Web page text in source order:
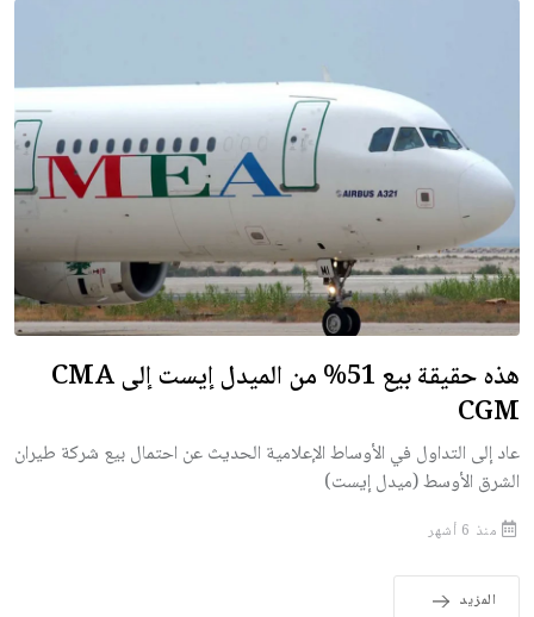
هذه حقيقة بيع 51% من الميدل إيست إلى CMA
CGM
عاد إلى التداول في الأوساط الإعلامية الحديث عن احتمال بيع شركة طيران
الشرق الأوسط (ميدل إيست)
منذ 6 أشهر
المزيد